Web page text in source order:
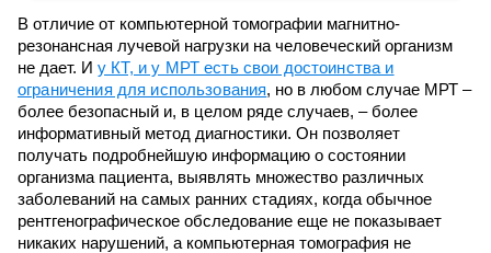
В отличие от компьютерной томографии магнитно-
резонансная лучевой нагрузки на человеческий организм
не дает. И у КТ, и у МРТ есть свои достоинства и
ограничения для использования, но в любом случае МРТ –
более безопасный и, в целом ряде случаев, – более
информативный метод диагностики. Он позволяет
получать подробнейшую информацию о состоянии
организма пациента, выявлять множество различных
заболеваний на самых ранних стадиях, когда обычное
рентгенографическое обследование еще не показывает
никаких нарушений, а компьютерная томография не